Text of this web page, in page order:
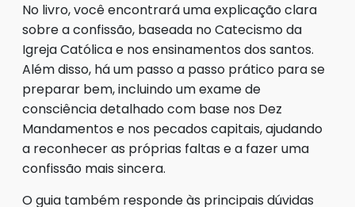
No livro, você encontrará uma explicação clara
sobre a confissão, baseada no Catecismo da
Igreja Católica e nos ensinamentos dos santos.
Além disso, há um passo a passo prático para se
preparar bem, incluindo um exame de
consciência detalhado com base nos Dez
Mandamentos e nos pecados capitais, ajudando
a reconhecer as próprias faltas e a fazer uma
confissão mais sincera.
O guia também responde às principais dúvidas